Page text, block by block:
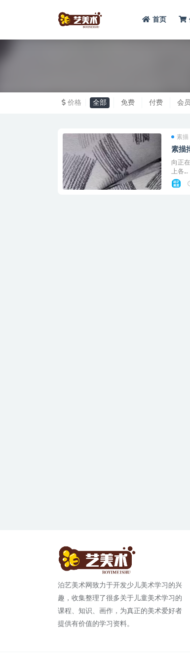
首页
价格 全部 免费 付费 会
素描
素描
向正
上各...
泊艺美术网致力于开发少儿美术学习的兴
趣，收集整理了很多关于儿童美术学习的
课程、知识、画作，为真正的美术爱好者
提供有价值的学习资料。